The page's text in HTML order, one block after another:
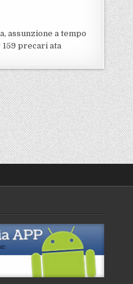
assunzione a tempo
precari ata